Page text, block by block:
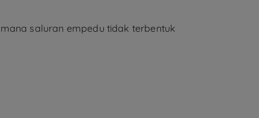
saluran empedu tidak terbentuk